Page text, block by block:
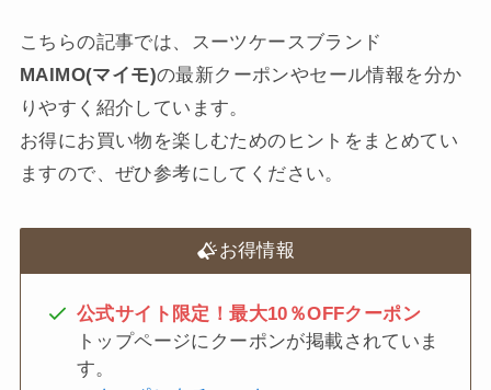
こちらの記事では、スーツケースブランド
MAIMO(マイモ)の最新クーポンやセール情報を分か
りやすく紹介しています。
お得にお買い物を楽しむためのヒントをまとめてい
ますので、ぜひ参考にしてください。
お得情報
公式サイト限定！最大10％OFFクーポン
トップページにクーポンが掲載されていま
す。